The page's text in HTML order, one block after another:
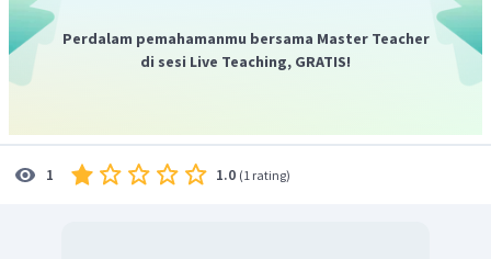
Perdalam pemahamanmu bersama Master Teacher
di sesi Live Teaching, GRATIS!
1 1.0 (1 rating)